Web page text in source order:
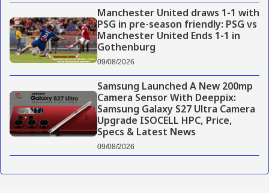
Manchester United draws 1-1 with
PSG in pre-season friendly: PSG vs
Manchester United Ends 1-1 in
Gothenburg
09/08/2026
Samsung Launched A New 200mp
Camera Sensor With Deeppix:
Samsung Galaxy S27 Ultra Camera
Upgrade ISOCELL HPC, Price,
Specs & Latest News
09/08/2026